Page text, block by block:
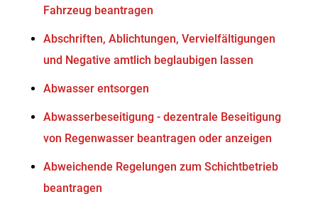
Fahrzeug beantragen
Abschriften, Ablichtungen, Vervielfältigungen
und Negative amtlich beglaubigen lassen
Abwasser entsorgen
Abwasserbeseitigung - dezentrale Beseitigung
von Regenwasser beantragen oder anzeigen
Abweichende Regelungen zum Schichtbetrieb
beantragen